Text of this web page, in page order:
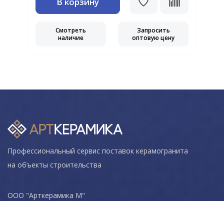
Смотреть
наличие
Запросить
оптовую цену
Профессиональный сервис поставок керамогранита
на объекты строительства
ООО "Арткерамика М"